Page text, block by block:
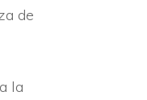
de
la